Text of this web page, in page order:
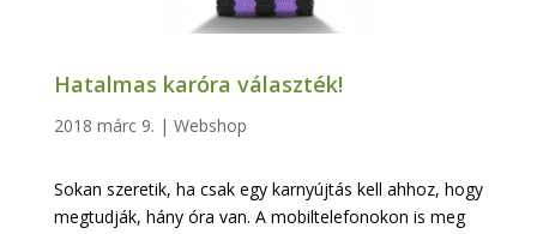
Hatalmas karóra választék!
2018 márc 9. | Webshop
Sokan szeretik, ha csak egy karnyújtás kell ahhoz, hogy
megtudják, hány óra van. A mobiltelefonokon is meg